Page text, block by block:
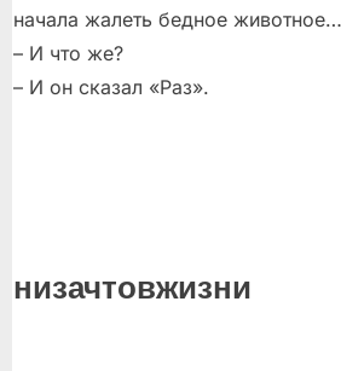
начала жалеть бедное животное…
– И что же?
– И он сказал «Раз».
низачтовжизни